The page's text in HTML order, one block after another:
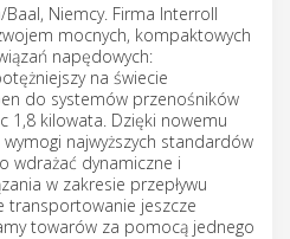
Niemcy. Firma Interroll
mocnych, kompaktowych
napędowych:
na świecie
do systemów przenośników
1,8 kilowata. Dzięki nowemu
najwyższych standardów
wdrażać dynamiczne i
w zakresie przepływu
transportowanie jeszcze
towarów za pomocą jednego